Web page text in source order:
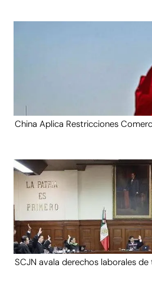
China Aplica Restricciones
SCJN avala derechos laborales